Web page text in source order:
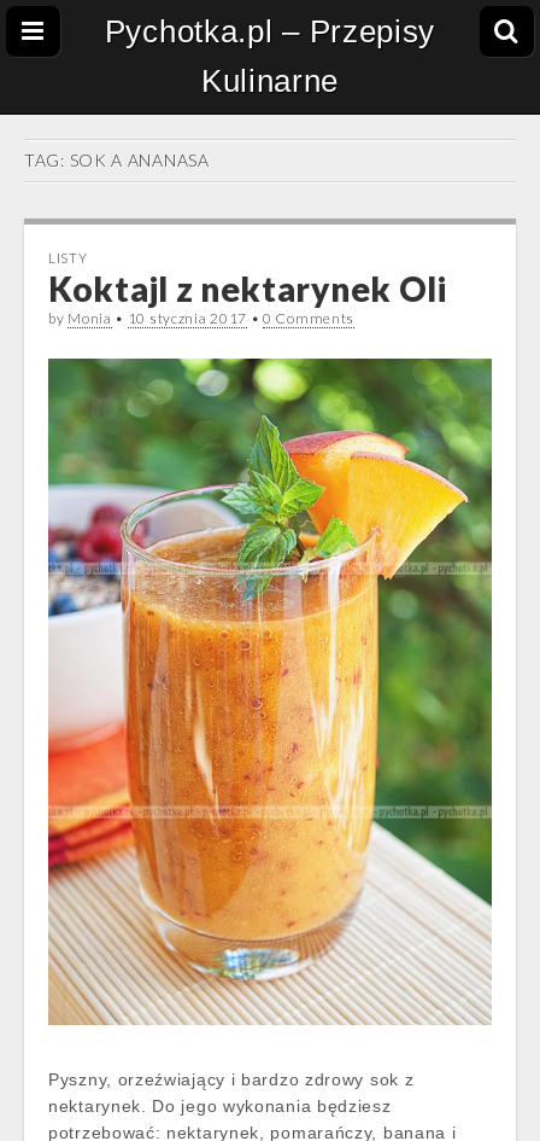
Pychotka.pl – Przepisy
Kulinarne
TAG: SOK A ANANASA
LISTY
Koktajl z nektarynek Oli
by Monia • 10 stycznia 2017 •0 Comments
Pyszny, orzeźwiający i bardzo zdrowy sok z
nektarynek. Do jego wykonania będziesz
potrzebować: nektarynek, pomarańczy, banana i